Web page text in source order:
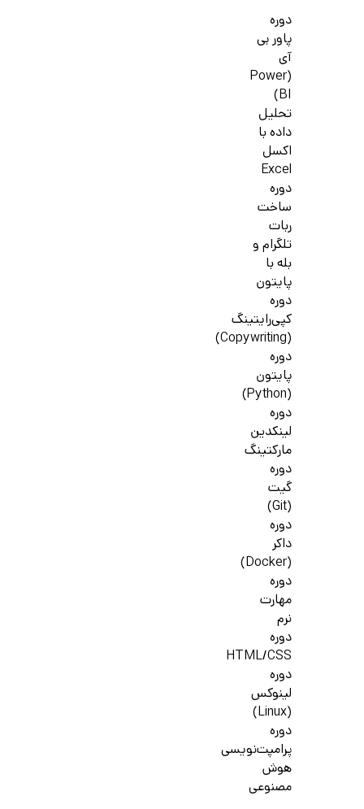
دوره
پاور بی
آی
(Power
BI)
تحلیل
داده با
اکسل
Excel
دوره
ساخت
ربات
تلگرام و
بله با
پایتون
دوره
کپی‌رایتینگ
(Copywriting)
دوره
پایتون
(Python)
دوره
لینکدین
مارکتینگ
دوره
گیت
(Git)
دوره
داکر
(Docker)
دوره
مهارت
نرم
دوره
HTML/CSS
دوره
لینوکس
(Linux)
دوره
پرامپت‌نویسی
هوش
مصنوعی